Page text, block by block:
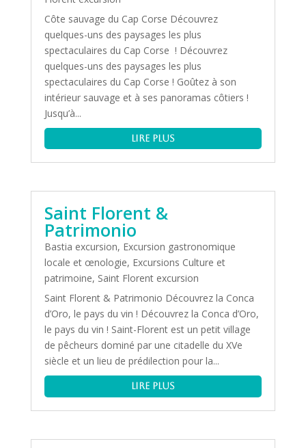
Côte sauvage du Cap Corse Découvrez
quelques-uns des paysages les plus
spectaculaires du Cap Corse ! Découvrez
quelques-uns des paysages les plus
spectaculaires du Cap Corse ! Goûtez à son
intérieur sauvage et à ses panoramas côtiers !
Jusqu’à...
lire plus
Saint Florent &
Patrimonio
Bastia excursion, Excursion gastronomique
locale et œnologie, Excursions Culture et
patrimoine, Saint Florent excursion
Saint Florent & Patrimonio Découvrez la Conca
d’Oro, le pays du vin ! Découvrez la Conca d’Oro,
le pays du vin ! Saint-Florent est un petit village
de pêcheurs dominé par une citadelle du XVe
siècle et un lieu de prédilection pour la...
lire plus